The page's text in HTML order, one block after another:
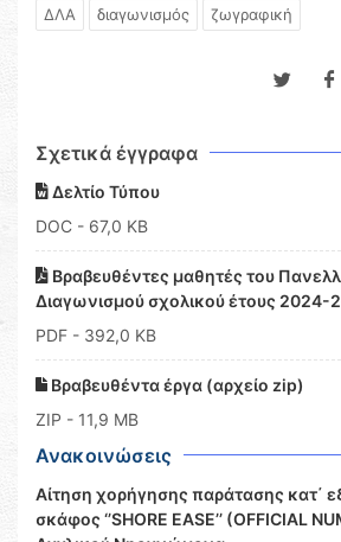
ΔΛΑ διαγωνισμός ζωγραφική
Σχετικά έγγραφα
Δελτίο Τύπου
DOC - 67,0 KB
Βραβευθέντες μαθητές του
Διαγωνισμού σχολικού έτους 2024-
PDF - 392,0 KB
Βραβευθέντα έργα (αρχείο zip)
ZIP - 11,9 MB
Ανακοινώσεις
Αίτηση χορήγησης παράτασης κατ΄
σκάφος ‘’SHORE EASE’’ (OFFICIAL